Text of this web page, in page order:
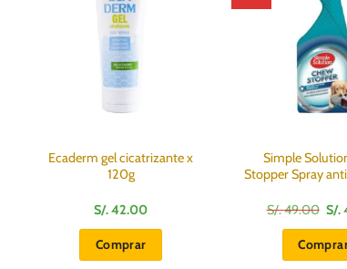
Ecaderm gel cicatrizante x
120g
S/.42.00
Comprar
Simple
Stopper Spray
S/.49.00 El
era:
S/.
S/.